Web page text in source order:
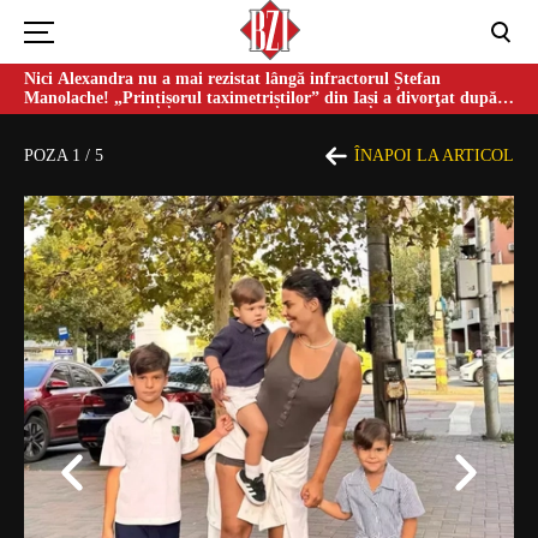
Nici Alexandra nu a mai rezistat lângă infractorul Ștefan
Manolache! „Prințișorul taximetriștilor” din Iași a divorţat după
doi ani de căsnicie
POZA 1 / 5 ÎNAPOI LA ARTICOL